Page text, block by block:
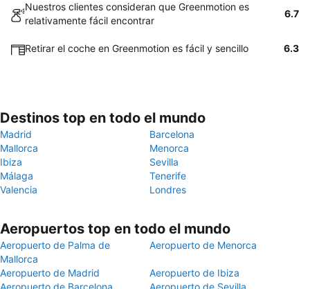
Nuestros clientes consideran que Greenmotion es
relativamente fácil encontrar
6.7
Retirar el coche en Greenmotion es fácil y sencillo 6.3
Destinos top en todo el mundo
Madrid
Barcelona
Mallorca
Menorca
Ibiza
Sevilla
Málaga
Tenerife
Valencia
Londres
Aeropuertos top en todo el mundo
Aeropuerto de Palma de
Mallorca
Aeropuerto de Menorca
Aeropuerto de Madrid
Aeropuerto de Ibiza
Aeropuerto de Barcelona
Aeropuerto de Sevilla